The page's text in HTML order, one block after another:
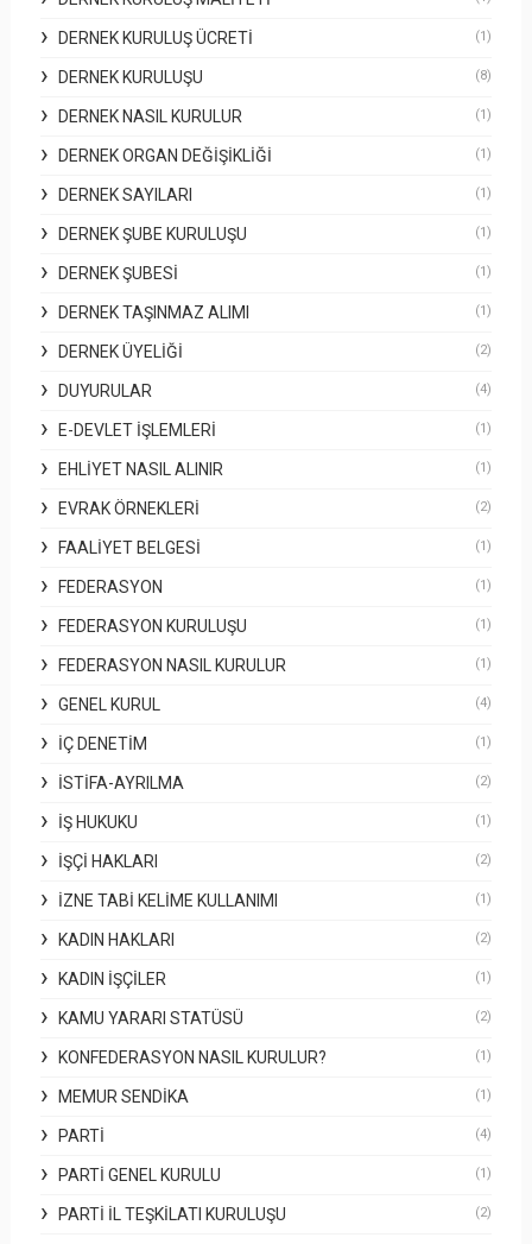
DERNEK KURULUŞ ÜCRETI (1)
DERNEK KURULUŞU (8)
DERNEK NASIL KURULUR (1)
DERNEK ORGAN DEĞIŞIKLIĞI (1)
DERNEK SAYILARI (1)
DERNEK ŞUBE KURULUŞU (1)
DERNEK ŞUBESI (1)
DERNEK TAŞINMAZ ALIMI (1)
DERNEK ÜYELIĞI (2)
DUYURULAR (4)
E-DEVLET İŞLEMLERI (1)
EHLIYET NASIL ALINIR (1)
EVRAK ÖRNEKLERI (2)
FAALIYET BELGESI (1)
FEDERASYON (1)
FEDERASYON KURULUŞU (1)
FEDERASYON NASIL KURULUR (1)
GENEL KURUL (4)
İÇ DENETIM (1)
İSTIFA-AYRILMA (2)
İŞ HUKUKU (1)
İŞÇI HAKLARI (2)
İZNE TABI KELIME KULLANIMI (1)
KADIN HAKLARI (2)
KADIN İŞÇILER (1)
KAMU YARARI STATÜSÜ (2)
KONFEDERASYON NASIL KURULUR? (1)
MEMUR SENDIKA (1)
PARTI (4)
PARTI GENEL KURULU (1)
PARTI İL TEŞKILATI KURULUŞU (2)